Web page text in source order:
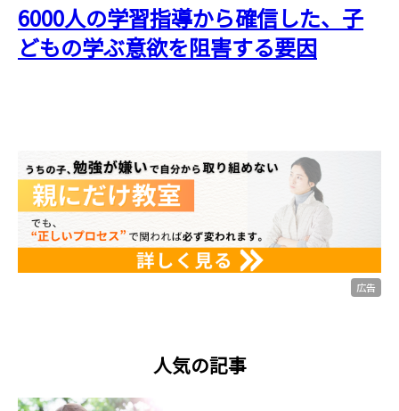
6000人の学習指導から確信した、子
どもの学ぶ意欲を阻害する要因
広告
人気の記事